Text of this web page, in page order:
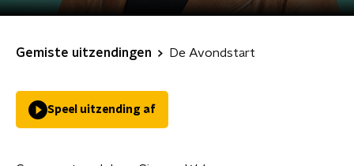
Gemiste uitzendingen De Avondstart
Speel uitzending af